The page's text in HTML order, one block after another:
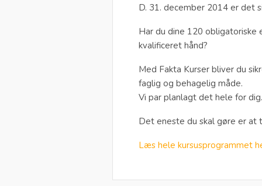
D. 31. december 2014 er det
Har du dine 120 obligatoriske
kvalificeret hånd?
Med Fakta Kurser bliver du
faglig og behagelig måde.
Vi par planlagt det hele for dig.
Det eneste du skal gøre er at
Læs hele kursusprogrammet